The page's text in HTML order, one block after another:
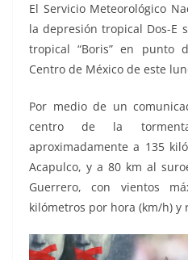
El Servicio Meteorológico
la depresión tropical Dos-E
tropical “Boris” en punto
Centro de México de este
Por medio de un
centro de la
aproximadamente a 135
Acapulco, y a 80 km al
Guerrero, con vientos
kilómetros por hora (km/h) y